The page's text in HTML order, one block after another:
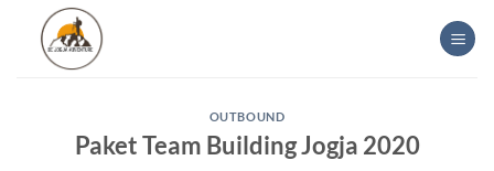
content
OUTBOUND
Paket Team Building Jogja 2020